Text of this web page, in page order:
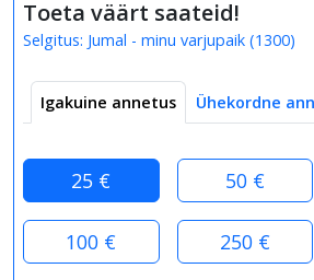
Toeta väärt saateid!
Selgitus: Jumal - minu varjupaik (1300)
Igakuine annetus Ühekordne
25 € 50 €
100 € 250 €